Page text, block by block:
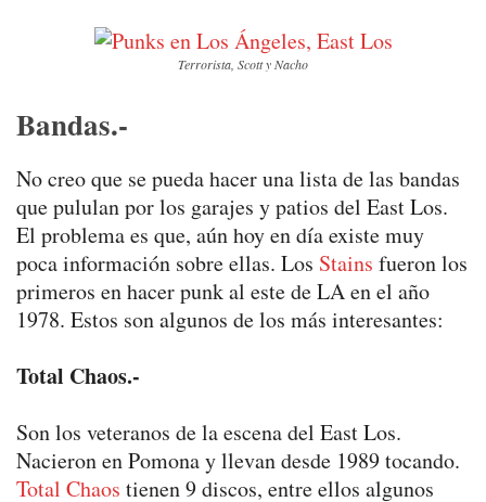
Terrorista, Scott y Nacho
Bandas.-
No creo que se pueda hacer una lista de las bandas
que pululan por los garajes y patios del East Los.
El problema es que, aún hoy en día existe muy
poca información sobre ellas. Los Stains fueron los
primeros en hacer punk al este de LA en el año
1978. Estos son algunos de los más interesantes:
Total Chaos.-
Son los veteranos de la escena del East Los.
Nacieron en Pomona y llevan desde 1989 tocando.
Total Chaos tienen 9 discos, entre ellos algunos